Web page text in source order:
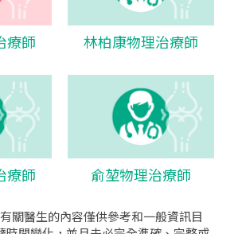
療師 林柏康物理治療師
療師 俞堃物理治療師
關醫生的內容僅供參考和一般資訊目